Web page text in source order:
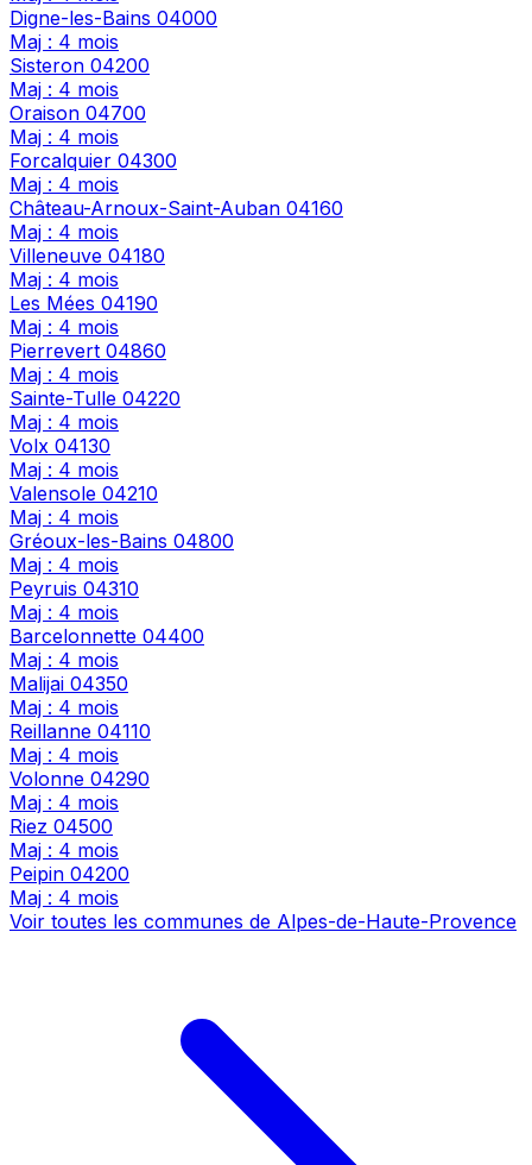
Digne-les-Bains 04000
Maj : 4 mois
Sisteron 04200
Maj : 4 mois
Oraison 04700
Maj : 4 mois
Forcalquier 04300
Maj : 4 mois
Château-Arnoux-Saint-Auban 04160
Maj : 4 mois
Villeneuve 04180
Maj : 4 mois
Les Mées 04190
Maj : 4 mois
Pierrevert 04860
Maj : 4 mois
Sainte-Tulle 04220
Maj : 4 mois
Volx 04130
Maj : 4 mois
Valensole 04210
Maj : 4 mois
Gréoux-les-Bains 04800
Maj : 4 mois
Peyruis 04310
Maj : 4 mois
Barcelonnette 04400
Maj : 4 mois
Malijai 04350
Maj : 4 mois
Reillanne 04110
Maj : 4 mois
Volonne 04290
Maj : 4 mois
Riez 04500
Maj : 4 mois
Peipin 04200
Maj : 4 mois
Voir toutes les communes de Alpes-de-Haute-Provence